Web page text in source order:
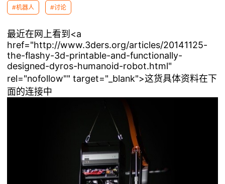
#机器人 #讨论
最近在网上看到<a
href="http://www.3ders.org/articles/20141125-
the-flashy-3d-printable-and-functionally-
designed-dyros-humanoid-robot.html"
rel="nofollow"" target="_blank">这货具体资料在下
面的连接中